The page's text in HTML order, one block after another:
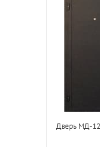
Дверь МД-